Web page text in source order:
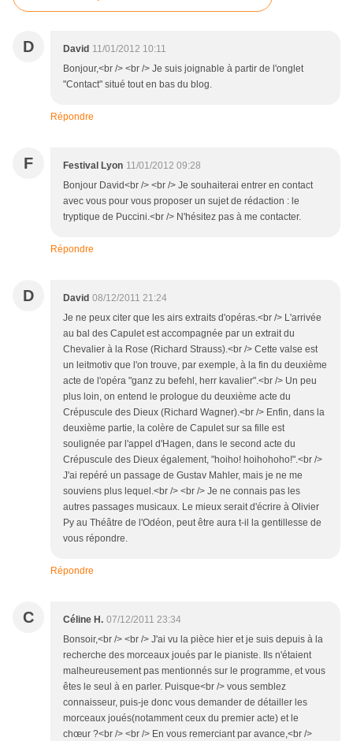
D David 11/01/2012 10:11
Bonjour,<br /> <br /> Je suis joignable à partir de l'onglet
"Contact" situé tout en bas du blog.
Répondre
F Festival Lyon 11/01/2012 09:28
Bonjour David<br /> <br /> Je souhaiterai entrer en contact
avec vous pour vous proposer un sujet de rédaction : le
tryptique de Puccini.<br /> N'hésitez pas à me contacter.
Répondre
D David 08/12/2011 21:24
Je ne peux citer que les airs extraits d'opéras.<br /> L'arrivée
au bal des Capulet est accompagnée par un extrait du
Chevalier à la Rose (Richard Strauss).<br /> Cette valse est
un leitmotiv que l'on trouve, par exemple, à la fin du deuxième
acte de l'opéra "ganz zu befehl, herr kavalier".<br /> Un peu
plus loin, on entend le prologue du deuxième acte du
Crépuscule des Dieux (Richard Wagner).<br /> Enfin, dans la
deuxième partie, la colère de Capulet sur sa fille est
soulignée par l'appel d'Hagen, dans le second acte du
Crépuscule des Dieux également, "hoiho! hoihohoho!".<br />
J'ai repéré un passage de Gustav Mahler, mais je ne me
souviens plus lequel.<br /> <br /> Je ne connais pas les
autres passages musicaux. Le mieux serait d'écrire à Olivier
Py au Théâtre de l'Odéon, peut être aura t-il la gentillesse de
vous répondre.
Répondre
C Céline H. 07/12/2011 23:34
Bonsoir,<br /> <br /> J'ai vu la pièce hier et je suis depuis à la
recherche des morceaux joués par le pianiste. Ils n'étaient
malheureusement pas mentionnés sur le programme, et vous
êtes le seul à en parler. Puisque<br /> vous semblez
connaisseur, puis-je donc vous demander de détailler les
morceaux joués(notamment ceux du premier acte) et le
chœur ?<br /> <br /> En vous remerciant par avance,<br />